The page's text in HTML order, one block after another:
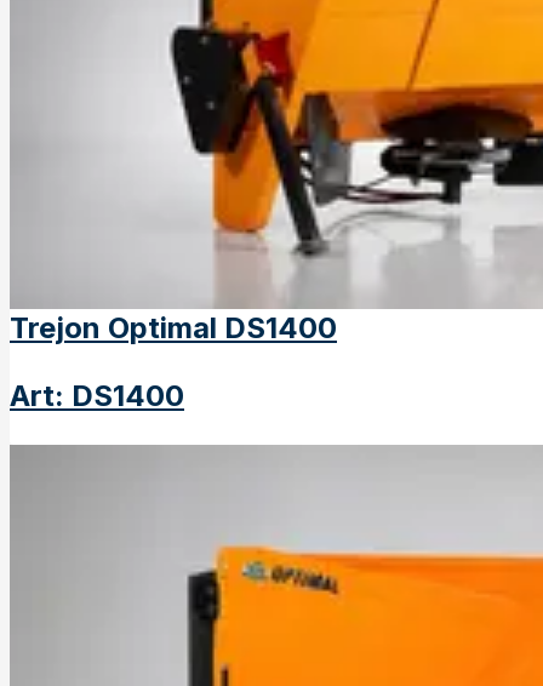
Trejon Optimal DS1400
Art: DS1400